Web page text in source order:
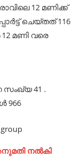
12 മണിക്ക്
ചെയ്തത് 116
മണി വരെ
സംഖ്യ 41 .
966
നൽകി